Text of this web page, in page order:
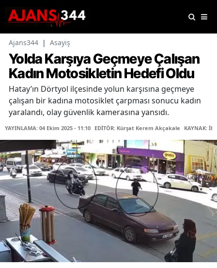
Ajans344 | Asayiş
Yolda Karşıya Geçmeye Çalışan
Kadın Motosikletin Hedefi Oldu
Hatay’ın Dörtyol ilçesinde yolun karşısına geçmeye
çalışan bir kadına motosiklet çarpması sonucu kadın
yaralandı, olay güvenlik kamerasına yansıdı.
YAYINLAMA: 04 Ekim 2025 - 11:10 EDİTÖR: Kürşat Kerem Akçakale KAYNAK: